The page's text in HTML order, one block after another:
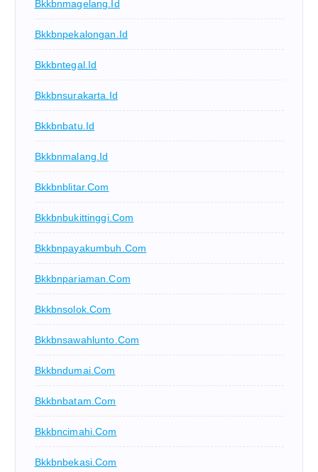
Bkkbnmagelang.id
Bkkbnpekalongan.id
Bkkbntegal.id
Bkkbnsurakarta.id
Bkkbnbatu.id
Bkkbnmalang.id
Bkkbnblitar.com
Bkkbnbukittinggi.com
Bkkbnpayakumbuh.com
Bkkbnpariaman.com
Bkkbnsolok.com
Bkkbnsawahlunto.com
Bkkbndumai.com
Bkkbnbatam.com
Bkkbncimahi.com
Bkkbnbekasi.com